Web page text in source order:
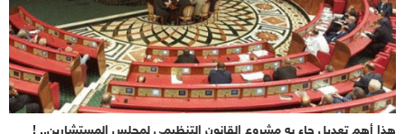
هذا أهم تعديل جاء به مشروع القانون التنظيمي لمجلس المستشارين.. !